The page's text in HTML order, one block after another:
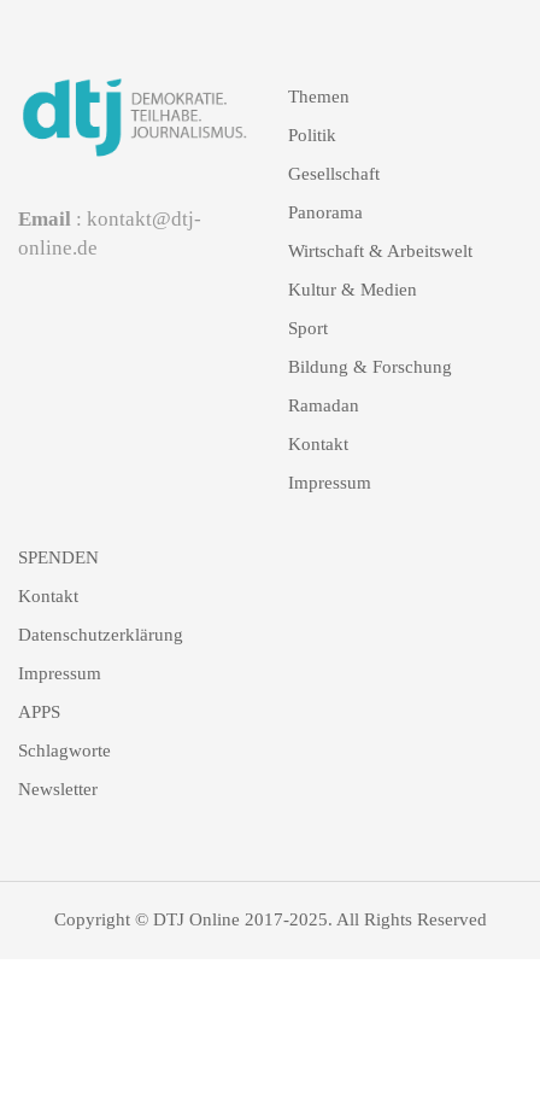
Email : kontakt@dtj-
online.de
Themen
Politik
Gesellschaft
Panorama
Wirtschaft & Arbeitswelt
Kultur & Medien
Sport
Bildung & Forschung
Ramadan
Kontakt
Impressum
SPENDEN
Kontakt
Datenschutzerklärung
Impressum
APPS
Schlagworte
Newsletter
Copyright © DTJ Online 2017-2025. All Rights Reserved